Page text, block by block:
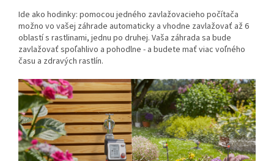
Ide ako hodinky: pomocou jedného zavlažovacieho počítača
možno vo vašej záhrade automaticky a vhodne zavlažovať až 6
oblastí s rastlinami, jednu po druhej. Vaša záhrada sa bude
zavlažovať spoľahlivo a pohodlne - a budete mať viac voľného
času a zdravých rastlín.